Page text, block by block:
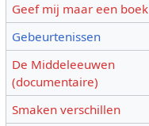
Geef mij maar een boek
Gebeurtenissen
De Middeleeuwen
(documentaire)
Smaken verschillen